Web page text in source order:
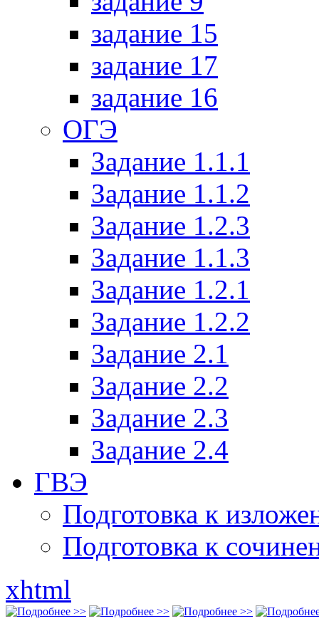
задание 15
задание 17
задание 16
ОГЭ
Задание 1.1.1
Задание 1.1.2
Задание 1.2.3
Задание 1.1.3
Задание 1.2.1
Задание 1.2.2
Задание 2.1
Задание 2.2
Задание 2.3
Задание 2.4
ГВЭ
Подготовка к
Подготовка к
xhtml